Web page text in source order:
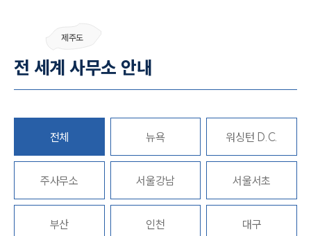
대륜의 강점
기업 의뢰인
오시는 길
고객의 소리
통합검색
업무사례
주요 업무사례
제주도
전 세계 사무소 안내
전체 뉴욕 워싱턴 D.C.
주사무소 서울강남 서울서초
부산 인천 대구